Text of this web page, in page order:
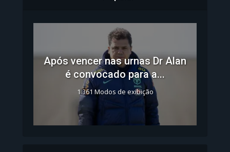
Após vencer nas urnas Dr Alan
é convocado para a...
1.361 Modos de exibição